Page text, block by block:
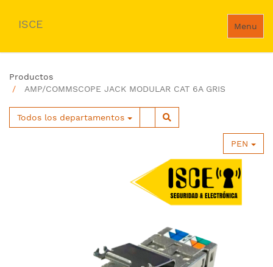
Menu
ISCE
Productos
AMP/COMMSCOPE JACK MODULAR CAT 6A GRIS
Todos los departamentos
PEN